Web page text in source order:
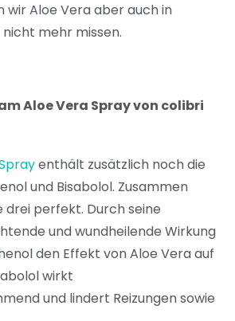
Aloe Vera aber auch in
mehr missen.
Aloe Vera Spray von colibri
enthält zusätzlich noch die
und Bisabolol. Zusammen
drei perfekt. Durch seine
und wundheilende Wirkung
den Effekt von Aloe Vera auf
wirkt
und lindert Reizungen sowie